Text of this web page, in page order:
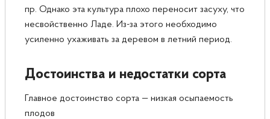
пр. Однако эта культура плохо переносит засуху, что
несвойственно Ладе. Из-за этого необходимо
усиленно ухаживать за деревом в летний период.
Достоинства и недостатки сорта
Главное достоинство сорта — низкая осыпаемость
плодов